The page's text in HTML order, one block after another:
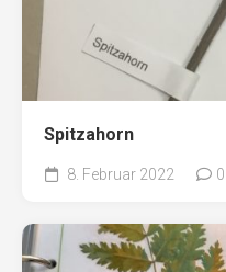
Spitzahorn
8. Februar 2022 0